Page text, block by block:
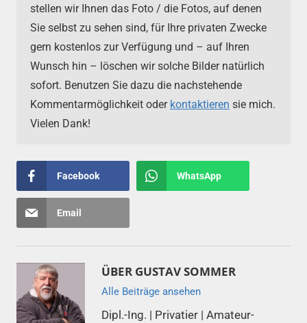
stellen wir Ihnen das Foto / die Fotos, auf denen
Sie selbst zu sehen sind, für Ihre privaten Zwecke
gern kostenlos zur Verfügung und – auf Ihren
Wunsch hin – löschen wir solche Bilder natürlich
sofort. Benutzen Sie dazu die nachstehende
Kommentarmöglichkeit oder kontaktieren sie mich.
Vielen Dank!
Facebook WhatsApp
Email
ÜBER GUSTAV SOMMER
Alle Beiträge ansehen
Dipl.-Ing. | Privatier | Amateur-